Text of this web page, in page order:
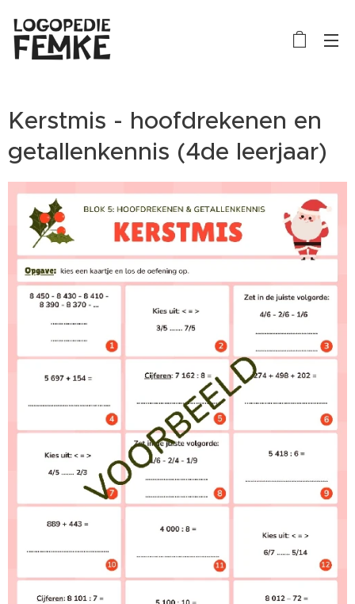
Kerstmis - hoofdrekenen en
getallenkennis (4de leerjaar)